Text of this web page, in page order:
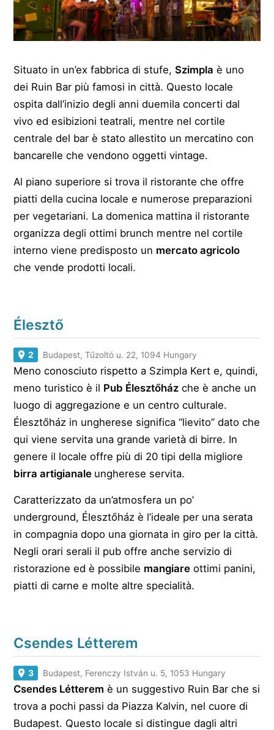
Situato in un’ex fabbrica di stufe,Szimpla è uno
dei Ruin Bar più famosi in città. Questo locale
ospita dall’inizio degli anni duemila concerti dal
vivo ed esibizioni teatrali, mentre nel cortile
centrale del bar è stato allestito un mercatino con
bancarelle che vendono oggetti vintage.
Al piano superiore si trova il ristorante che offre
piatti della cucina locale e numerose preparazioni
per vegetariani. La domenica mattina il ristorante
organizza degli ottimi brunch mentre nel cortile
interno viene predisposto un mercato agricolo
che vende prodotti locali.
Élesztő
2 Budapest, Tűzoltó u. 22, 1094 Hungary
Meno conosciuto rispetto a Szimpla Kert e, quindi,
meno turistico è il Pub Élesztőház che è anche un
luogo di aggregazione e un centro culturale.
Élesztőház in ungherese significa “lievito” dato che
qui viene servita una grande varietà di birre. In
genere il locale offre più di 20 tipi della migliore
birra artigianale ungherese servita.
Caratterizzato da un’atmosfera un po’
underground, Élesztőház è l’ideale per una serata
in compagnia dopo una giornata in giro per la città.
Negli orari serali il pub offre anche servizio di
ristorazione ed è possibile mangiare ottimi panini,
piatti di carne e molte altre specialità.
Csendes Létterem
3 Budapest, Ferenczy István u. 5, 1053 Hungary
Csendes Létterem è un suggestivo Ruin Bar che si
trova a pochi passi da Piazza Kalvin, nel cuore di
Budapest. Questo locale si distingue dagli altri